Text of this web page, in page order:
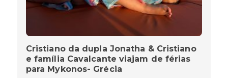
Cristiano da dupla Jonatha & Cristiano
e família Cavalcante viajam de férias
para Mykonos- Grécia